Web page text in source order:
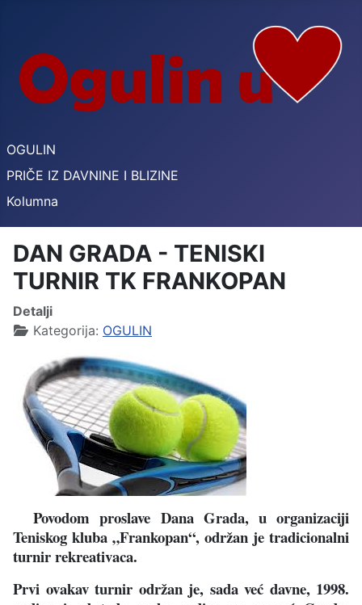
OGULIN
PRIČE IZ DAVNINE I BLIZINE
Kolumna
DAN GRADA - TENISKI
TURNIR TK FRANKOPAN
Detalji
Kategorija: OGULIN
Povodom proslave Dana Grada, u organizaciji
Teniskog kluba „Frankopan“, održan je tradicionalni
turnir rekreativaca.
Prvi ovakav turnir održan je, sada već davne, 1998.